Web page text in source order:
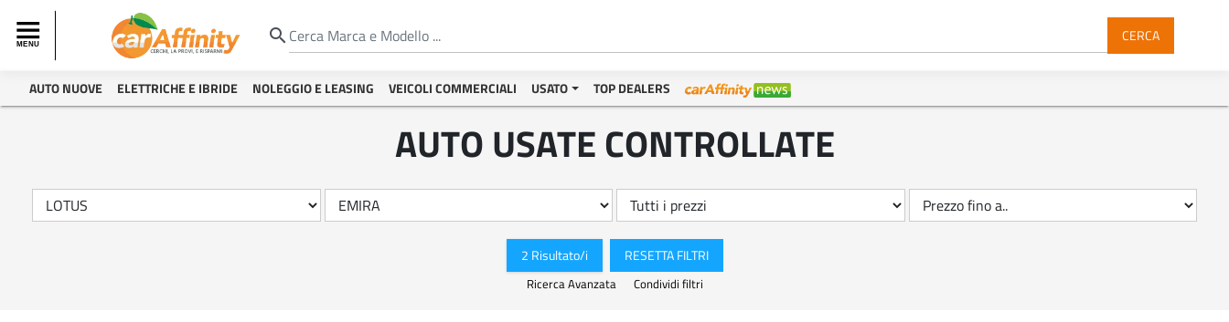
search CERCA
AUTO NUOVE ELETTRICHE E IBRIDE NOLEGGIO E LEASING VEICOLI COMMERCIALI USATO TOP DEALERS
AUTO USATE CONTROLLATE
2 Risultato/i RESETTA FILTRI
Ricerca Avanzata Condividi filtri